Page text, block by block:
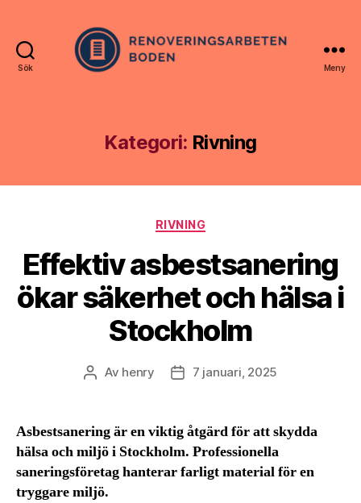
Sök Meny
Kategori: Rivning
Kategorier
RIVNING
Effektiv asbestsanering
ökar säkerhet och hälsa i
Stockholm
Inläggsförfattare
Av henry Inläggsdatum
7 januari, 2025
Asbestsanering är en viktig åtgärd för att skydda
hälsa och miljö i Stockholm. Professionella
saneringsföretag hanterar farligt material för en
tryggare miljö.